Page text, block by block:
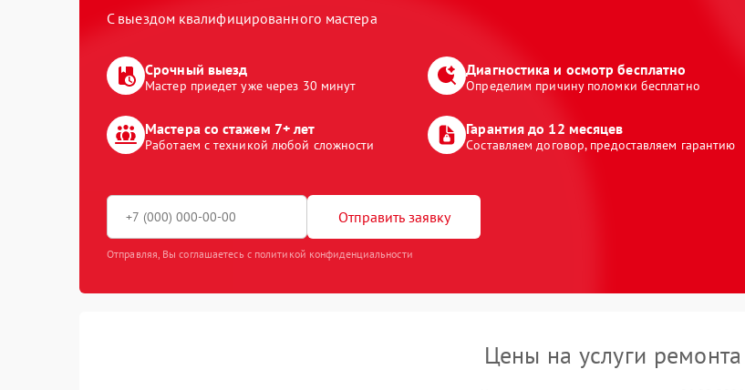
С выездом квалифицированного мастера
Срочный выезд
Мастер приедет уже через 30 минут
Диагностика и осмотр бесплатно
Определим причину поломки бесплатно
Мастера со стажем 7+ лет
Работаем с техникой любой сложности
Гарантия до 12 месяцев
Составляем договор, предоставляем гарантию
Отправить заявку
Отправляя, Вы соглашаетесь с политикой конфиденциальности
Цены на услуги ремонта